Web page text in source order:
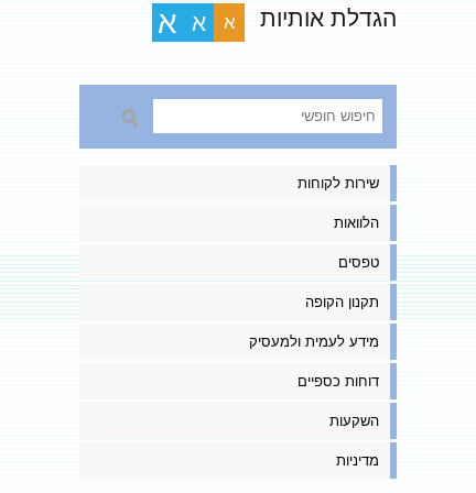
הגדלת אותיות א א א
שירות לקוחות
הלוואות
טפסים
תקנון הקופה
מידע לעמית ולמעסיק
דוחות כספיים
השקעות
מדיניות